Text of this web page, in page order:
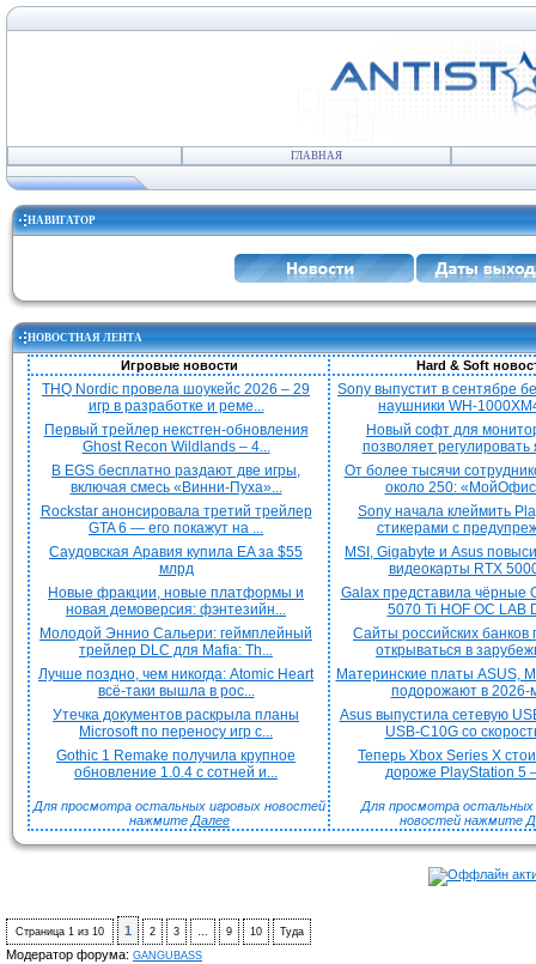
ГЛАВНАЯ
НАВИГАТОР
НОВОСТНАЯ ЛЕНТА
Игровые новости Hard & Soft
THQ Nordic провела шоукейс 2026 – 29
игр в разработке и реме...
Первый трейлер некстген-обновления
Ghost Recon Wildlands – 4...
В EGS бесплатно раздают две игры,
включая смесь «Винни-Пуха»...
Rockstar анонсировала третий трейлер
GTA 6 — его покажут на ...
Саудовская Аравия купила EA за $55
млрд
Новые фракции, новые платформы и
новая демоверсия: фэнтезийн...
Молодой Эннио Сальери: геймплейный
трейлер DLC для Mafia: Th...
Лучше поздно, чем никогда: Atomic Heart
всё-таки вышла в рос...
Утечка документов раскрыла планы
Microsoft по переносу игр с...
Gothic 1 Remake получила крупное
обновление 1.0.4 с сотней и...
Для просмотра остальных игровых новостей
нажмите Далее
Sony выпустит в сентябре
наушники WH-
Новый софт для
позволяет регулировать
От более тысячи
около 250:
Sony начала клеймить
стикерами с
MSI, Gigabyte и Asus
видеокарты RTX
Galax представила чёрные
5070 Ti HOF OC LAB
Сайты российских банков
открываться в
Материнские платы ASUS,
подорожают в
Asus выпустила сетевую
USB-C10G со
Теперь Xbox Series X
дороже PlayStation 5
Для просмотра остальных
новостей нажмите
Страница 1 из 10 1 2 3 … 9 10 Туда
Модератор форума: GANGUBASS